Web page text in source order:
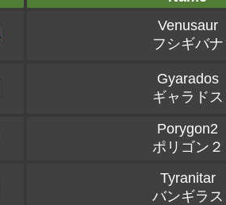
Venusaur
フシギバナ
Gyarados
ギャラドス
Porygon2
ポリゴン２
Tyranitar
バンギラス